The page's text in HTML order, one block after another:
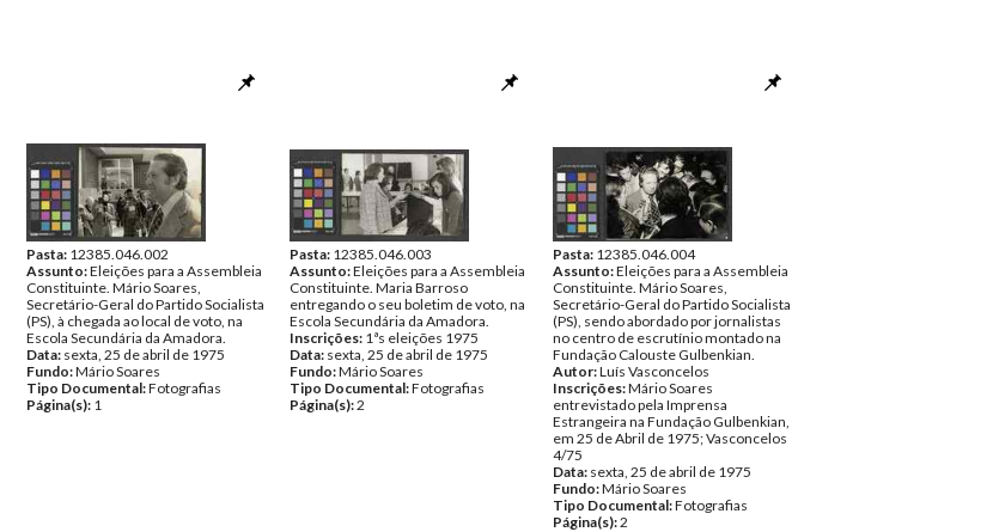
Pasta: 12385.046.002
Assunto:Eleições para a Assembleia
Constituinte. Mário Soares,
Secretário-Geral do Partido Socialista
(PS), à chegada ao local de voto, na
Escola Secundária da Amadora.
Data: sexta, 25 de abril de 1975
Fundo:Mário Soares
Tipo Documental:Fotografias
Página(s): 1
Pasta: 12385.046.003
Assunto:Eleições para a Assembleia
Constituinte. Maria Barroso
entregando o seu boletim de voto, na
Escola Secundária da Amadora.
Inscrições: 1ªs eleições 1975
Data: sexta, 25 de abril de 1975
Fundo:Mário Soares
Tipo Documental:Fotografias
Página(s):2
Pasta: 12385.046.004
Assunto:Eleições para a Assembleia
Constituinte. Mário Soares,
Secretário-Geral do Partido Socialista
(PS), sendo abordado por jornalistas
no centro de escrutínio montado na
Fundação Calouste Gulbenkian.
Autor:Luís Vasconcelos
Inscrições:Mário Soares
entrevistado pela Imprensa
Estrangeira na Fundação Gulbenkian,
em 25 de Abril de 1975; Vasconcelos
4/75
Data: sexta, 25 de abril de 1975
Fundo:Mário Soares
Tipo Documental:Fotografias
Página(s):2